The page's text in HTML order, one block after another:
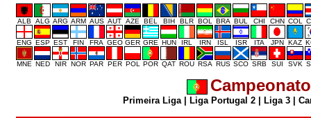
ALB ALG ARG ARM AUS AUT AZE BEL BIH BLR BOL BRA BUL CHI CHN COL
ENG ESP EST FIN FRA GEO GER GRE HUN IRL IRN ISL ISR ITA JPN KAZ
MNE NED NIR NOR PAR PER POL POR QAT ROU RSA RUS SCO SRB SUI SVK
Primeira Liga| Liga Portugal 2| Liga 3|